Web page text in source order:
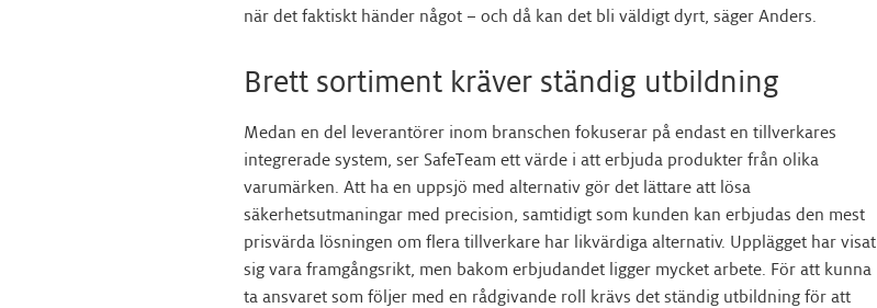
när det faktiskt händer något – och då kan det bli väldigt dyrt, säger Anders.
Brett sortiment kräver ständig utbildning
Medan en del leverantörer inom branschen fokuserar på endast en tillverkares
integrerade system, ser SafeTeam ett värde i att erbjuda produkter från olika
varumärken. Att ha en uppsjö med alternativ gör det lättare att lösa
säkerhetsutmaningar med precision, samtidigt som kunden kan erbjudas den mest
prisvärda lösningen om flera tillverkare har likvärdiga alternativ. Upplägget har visat
sig vara framgångsrikt, men bakom erbjudandet ligger mycket arbete. För att kunna
ta ansvaret som följer med en rådgivande roll krävs det ständig utbildning för att